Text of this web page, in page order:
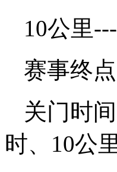
10公里
赛事终
关门时
时、10公